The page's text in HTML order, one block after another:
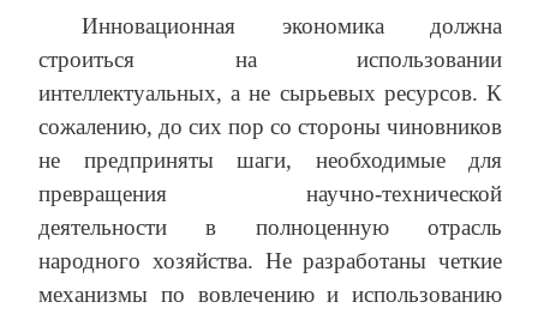
Инновационная экономика должна
строиться на использовании
интеллектуальных, а не сырьевых ресурсов. К
сожалению, до сих пор со стороны чиновников
не предприняты шаги, необходимые для
превращения научно-технической
деятельности в полноценную отрасль
народного хозяйства. Не разработаны четкие
механизмы по вовлечению и использованию